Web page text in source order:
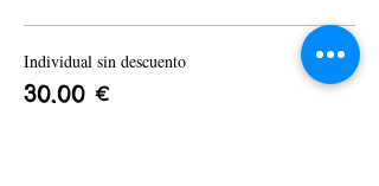
Individual sin descuento
30,00 €